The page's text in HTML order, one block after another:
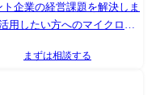
企業の経営課題を解決しま
どの遊休不動産の活用提案
ンなどの開拓 ●既存顧客(借
事業者等、モビリティ運営
まずは相談する